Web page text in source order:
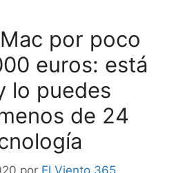
por poco
euros: está
lo puedes
de 24
por El Viento 365